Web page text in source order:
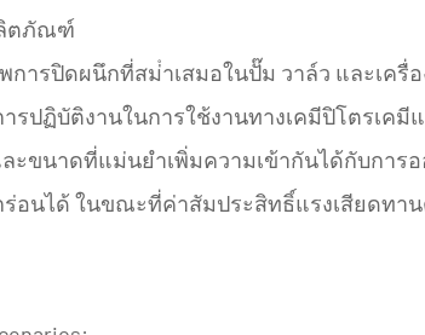
ลิตภัณฑ์
ารปิดผนึกที่สม่ําเสมอในปั๊ม วาล์ว และเครื่
ปฏิบัติงานในการใช้งานทางเคมีปิโตรเค
นาดที่แม่นยําเพิ่มความเข้ากันได้กับการอ
อนได้ ในขณะที่ค่าสัมประสิทธิ์แรงเสียดท